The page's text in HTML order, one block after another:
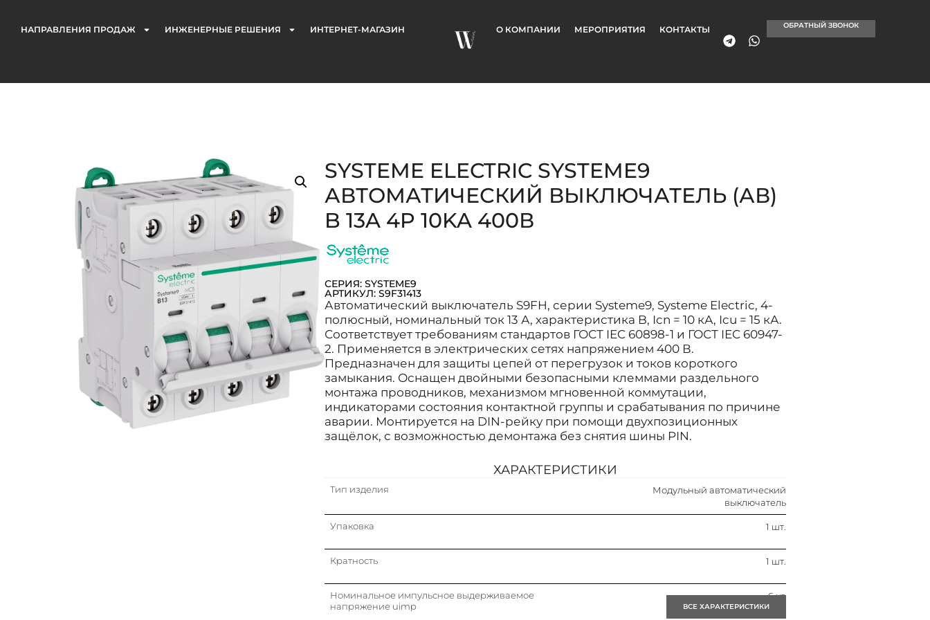
НАПРАВЛЕНИЯ ПРОДАЖ ИНЖЕНЕРНЫЕ РЕШЕНИЯ ИНТЕРНЕТ-МАГАЗИН О КОМПАНИИ МЕРОПРИЯТИЯ КОНТАКТЫ ОБРАТНЫЙ ЗВОНОК
SYSTEME ELECTRIC SYSTEME9
АВТОМАТИЧЕСКИЙ ВЫКЛЮЧАТЕЛЬ (АВ)
B 13A 4P 10KA 400В
СЕРИЯ: SYSTEME9
АРТИКУЛ: S9F31413
Автоматический выключатель S9FH, серии Systeme9, Systeme Electric, 4-
полюсный, номинальный ток 13 А, характеристика B, Icn = 10 кА, Icu = 15 кА.
Соответствует требованиям стандартов ГОСТ IEC 60898-1 и ГОСТ IEC 60947-
2. Применяется в электрических сетях напряжением 400 В.
Предназначен для защиты цепей от перегрузок и токов короткого
замыкания. Оснащен двойными безопасными клеммами раздельного
монтажа проводников, механизмом мгновенной коммутации,
индикаторами состояния контактной группы и срабатывания по причине
аварии. Монтируется на DIN-рейку при помощи двухпозиционных
защёлок, с возможностью демонтажа без снятия шины PIN.
ХАРАКТЕРИСТИКИ
Тип изделия
Модульный автоматический
выключатель
Упаковка 1 шт.
Кратность 1 шт.
Номинальное импульсное выдерживаемое
напряжение uimp
6 кв
ВСЕ ХАРАКТЕРИСТИКИ